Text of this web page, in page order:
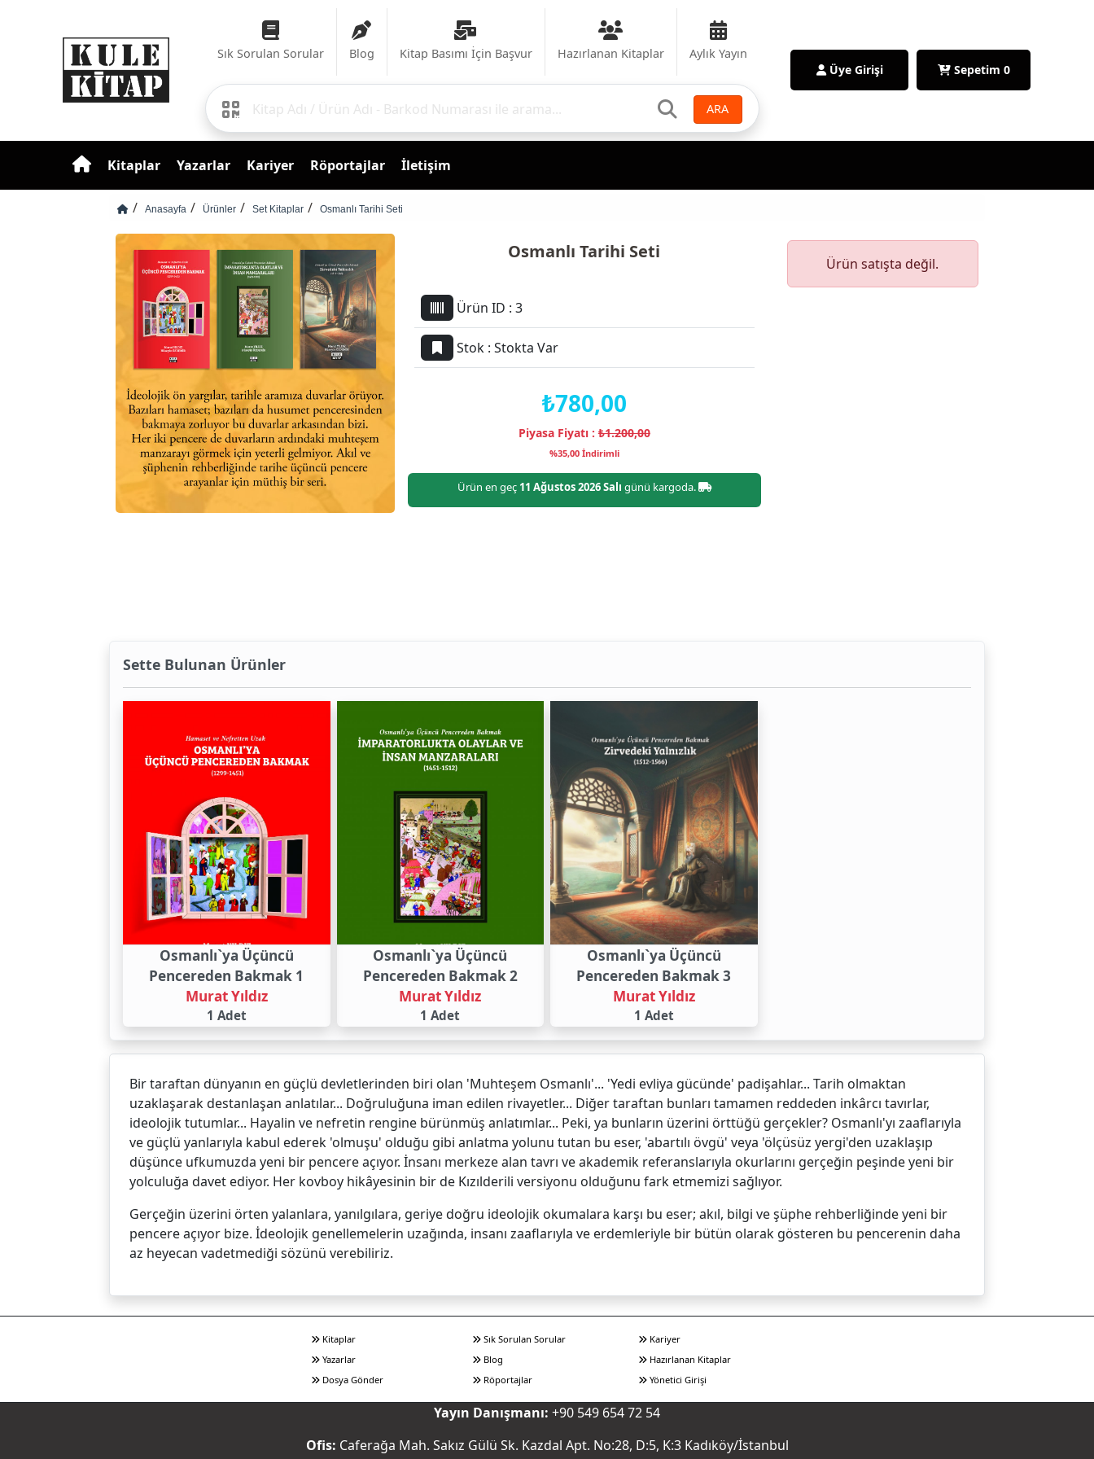
Sık Sorulan Sorular Blog Kitap Basımı İçin Başvur Hazırlanan Kitaplar Aylık Yayın
ARA
Üye Girişi Sepetim 0
Kitaplar Yazarlar Kariyer Röportajlar İletişim
Anasayfa Ürünler Set Kitaplar Osmanlı Tarihi Seti
Osmanlı Tarihi Seti
Ürün ID : 3
Stok : Stokta Var
₺780,00
Piyasa Fiyatı :₺1.200,00
%35,00 İndirimli
Ürün en geç 11 Ağustos 2026 Salı günü kargoda.
Ürün satışta değil.
Sette Bulunan Ürünler
Osmanlı`ya Üçüncü
Pencereden Bakmak 1
Murat Yıldız
1 Adet
Osmanlı`ya Üçüncü
Pencereden Bakmak 2
Murat Yıldız
1 Adet
Osmanlı`ya Üçüncü
Pencereden Bakmak 3
Murat Yıldız
1 Adet
Bir taraftan dünyanın en güçlü devletlerinden biri olan 'Muhteşem Osmanlı'... 'Yedi evliya gücünde' padişahlar... Tarih olmaktan
uzaklaşarak destanlaşan anlatılar... Doğruluğuna iman edilen rivayetler... Diğer taraftan bunları tamamen reddeden inkârcı tavırlar,
ideolojik tutumlar... Hayalin ve nefretin rengine bürünmüş anlatımlar... Peki, ya bunların üzerini örttüğü gerçekler? Osmanlı'yı zaaflarıyla
ve güçlü yanlarıyla kabul ederek 'olmuşu' olduğu gibi anlatma yolunu tutan bu eser, 'abartılı övgü' veya 'ölçüsüz yergi'den uzaklaşıp
düşünce ufkumuzda yeni bir pencere açıyor. İnsanı merkeze alan tavrı ve akademik referanslarıyla okurlarını gerçeğin peşinde yeni bir
yolculuğa davet ediyor. Her kovboy hikâyesinin bir de Kızılderili versiyonu olduğunu fark etmemizi sağlıyor.
Gerçeğin üzerini örten yalanlara, yanılgılara, geriye doğru ideolojik okumalara karşı bu eser; akıl, bilgi ve şüphe rehberliğinde yeni bir
pencere açıyor bize. İdeolojik genellemelerin uzağında, insanı zaaflarıyla ve erdemleriyle bir bütün olarak gösteren bu pencerenin daha
az heyecan vadetmediği sözünü verebiliriz.
Kitaplar
Yazarlar
Dosya Gönder
Sık Sorulan Sorular
Blog
Röportajlar
Kariyer
Hazırlanan Kitaplar
Yönetici Girişi
Yayın Danışmanı: +90 549 654 72 54
Ofis: Caferağa Mah. Sakız Gülü Sk. Kazdal Apt. No:28, D:5, K:3 Kadıköy/İstanbul